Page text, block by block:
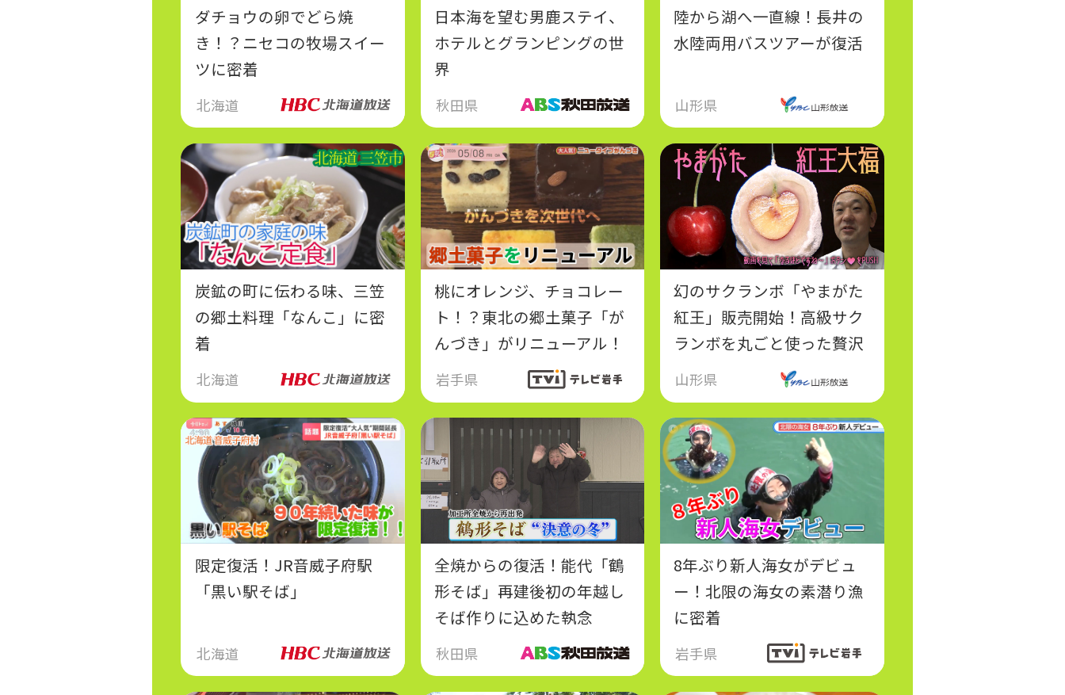
ダチョウの卵でどら焼
き！？ニセコの牧場スイー
ツに密着
北海道
日本海を望む男鹿ステイ、
ホテルとグランピングの世
界
秋田県
陸から湖へ一直線！長井の
水陸両用バスツアーが復活
山形県
炭鉱の町に伝わる味、三笠
の郷土料理「なんこ」に密
着
北海道
桃にオレンジ、チョコレー
ト！？東北の郷土菓子「が
んづき」がリニューアル！
岩手県
幻のサクランボ「やまがた
紅王」販売開始！高級サク
ランボを丸ごと使った贅沢
大福
山形県
限定復活！JR音威子府駅
「黒い駅そば」
北海道
全焼からの復活！能代「鶴
形そば」再建後初の年越し
そば作りに込めた執念
秋田県
8年ぶり新人海女がデビュ
ー！北限の海女の素潜り漁
に密着
岩手県